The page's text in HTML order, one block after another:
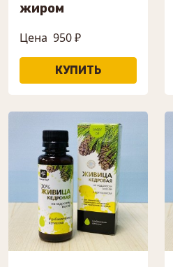
жиром
Цена 950 ₽